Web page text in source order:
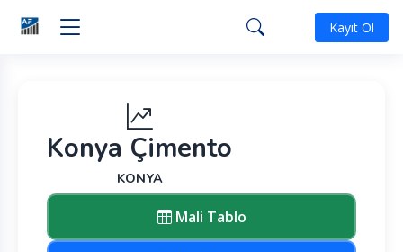
Kayıt Ol
Konya Çimento
KONYA
Mali Tablo